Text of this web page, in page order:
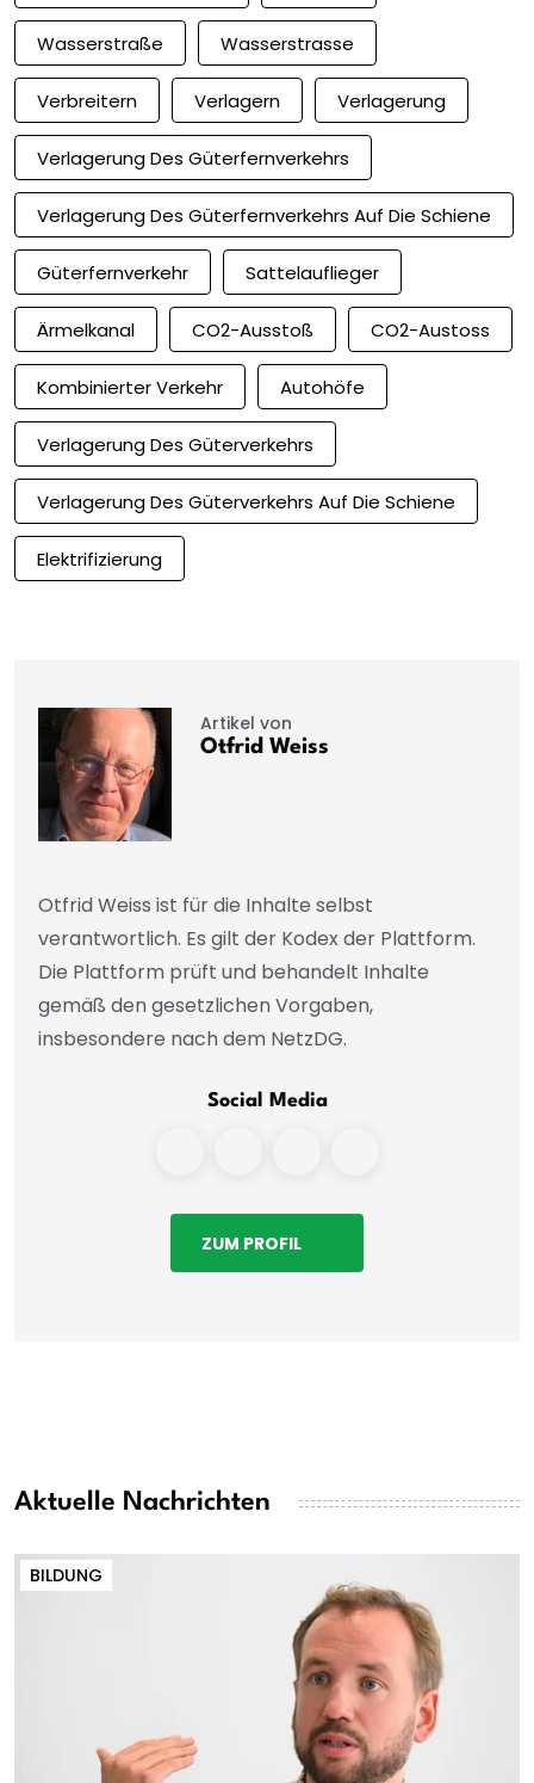
Wasserstraße Wasserstrasse
Verbreitern Verlagern Verlagerung
Verlagerung Des Güterfernverkehrs
Verlagerung Des Güterfernverkehrs Auf Die Schiene
Güterfernverkehr Sattelauflieger
Ärmelkanal CO2-Ausstoß CO2-Austoss
Kombinierter Verkehr Autohöfe
Verlagerung Des Güterverkehrs
Verlagerung Des Güterverkehrs Auf Die Schiene
Elektrifizierung
Artikel von
Otfrid Weiss
Otfrid Weiss ist für die Inhalte selbst
verantwortlich. Es gilt der Kodex der Plattform.
Die Plattform prüft und behandelt Inhalte
gemäß den gesetzlichen Vorgaben,
insbesondere nach dem NetzDG.
Social Media
ZUM PROFIL
Aktuelle Nachrichten
BILDUNG